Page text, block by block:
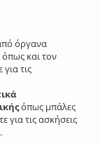
όργανα
όπως και τον
τις
όπως μπάλες
για τις ασκήσεις